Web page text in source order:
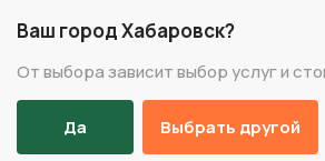
Ваш город Хабаровск?
От выбора зависит выбор услуг и
Да Выбрать другой